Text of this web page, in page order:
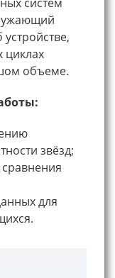
циклах
объеме.
звёзд;
для